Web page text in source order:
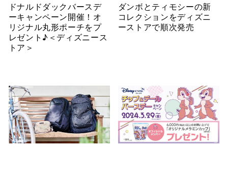
ドナルドダックバースデ
ーキャンペーン開催！オ
リジナル丸形ポーチをプ
レゼント♪＜ディズニース
トア＞
ダンボとティモシーの新
コレクションをディズニ
ーストアで順次発売